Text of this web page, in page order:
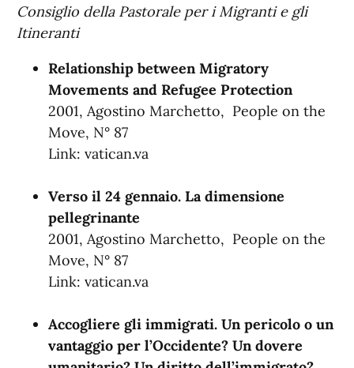
Consiglio della Pastorale per i Migranti e gli
Itineranti
Relationship between Migratory
Movements and Refugee Protection
2001, Agostino Marchetto, People on the
Move, N° 87
Link:vatican.va
Verso il 24 gennaio. La dimensione
pellegrinante
2001, Agostino Marchetto, People on the
Move, N° 87
Link:vatican.va
Accogliere gli immigrati. Un pericolo o un
vantaggio per l’Occidente? Un dovere